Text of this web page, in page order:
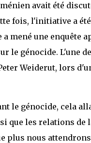
avait été
fois, l'initiative a
mené une enquête
le génocide. L'une
Weiderut, lors
le génocide, cela
que les relations de
plus nous